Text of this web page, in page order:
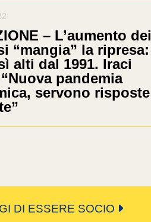
– L’aumento dei
“mangia” la ripresa:
alti dal 1991. Iraci
pandemia
servono risposte
DI ESSERE SOCIO